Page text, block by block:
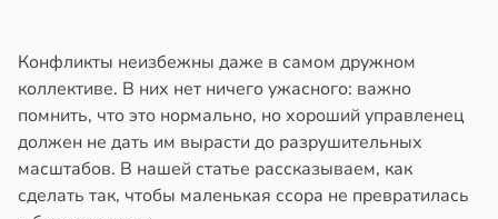
в20:58
Конфликты неизбежны даже в самом дружном
коллективе. В них нет ничего ужасного: важно
помнить, что это нормально, но хороший управленец
должен не дать им вырасти до разрушительных
масштабов. В нашей статье рассказываем, как
сделать так, чтобы маленькая ссора не превратилась